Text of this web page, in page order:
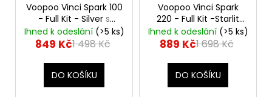
Voopoo Vinci Spark 100
- Full Kit - Silver s
UFORCE-X Tank
Ihned k odeslání (>5 ks)
849 Kč1 498 Kč
DO KOŠÍKU
Voopoo Vinci Spark
220 - Full Kit -Starlit
Blue
Ihned k odeslání (>5 ks)
889 Kč1 698 Kč
DO KOŠÍKU